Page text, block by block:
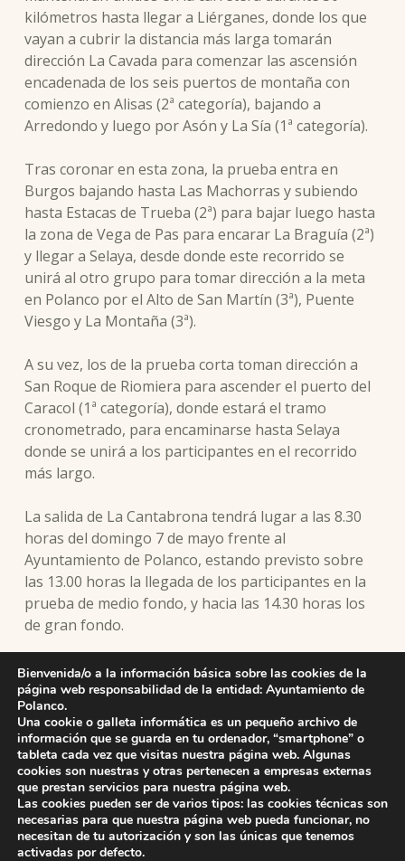
kilómetros hasta llegar a Liérganes, donde los que
vayan a cubrir la distancia más larga tomarán
dirección La Cavada para comenzar las ascensión
encadenada de los seis puertos de montaña con
comienzo en Alisas (2ª categoría), bajando a
Arredondo y luego por Asón y La Sía (1ª categoría).
Tras coronar en esta zona, la prueba entra en
Burgos bajando hasta Las Machorras y subiendo
hasta Estacas de Trueba (2ª) para bajar luego hasta
la zona de Vega de Pas para encarar La Braguía (2ª)
y llegar a Selaya, desde donde este recorrido se
unirá al otro grupo para tomar dirección a la meta
en Polanco por el Alto de San Martín (3ª), Puente
Viesgo y La Montaña (3ª).
A su vez, los de la prueba corta toman dirección a
San Roque de Riomiera para ascender el puerto del
Caracol (1ª categoría), donde estará el tramo
cronometrado, para encaminarse hasta Selaya
donde se unirá a los participantes en el recorrido
más largo.
La salida de La Cantabrona tendrá lugar a las 8.30
horas del domingo 7 de mayo frente al
Ayuntamiento de Polanco, estando previsto sobre
las 13.00 horas la llegada de los participantes en la
prueba de medio fondo, y hacia las 14.30 horas los
de gran fondo.
El cierre del control tendrá lugar a las 17.30 horas y
poco después a la entrega de trofeos a los mejor
clasificados.
Skip back to main navigation
Bienvenida/o a la información básica sobre las cookies de la
página web responsabilidad de la entidad: Ayuntamiento de
Polanco.
Una cookie o galleta informática es un pequeño archivo de
información que se guarda en tu ordenador, “smartphone” o
tableta cada vez que visitas nuestra página web. Algunas
cookies son nuestras y otras pertenecen a empresas externas
que prestan servicios para nuestra página web.
Las cookies pueden ser de varios tipos: las cookies técnicas son
necesarias para que nuestra página web pueda funcionar, no
necesitan de tu autorización y son las únicas que tenemos
activadas por defecto.